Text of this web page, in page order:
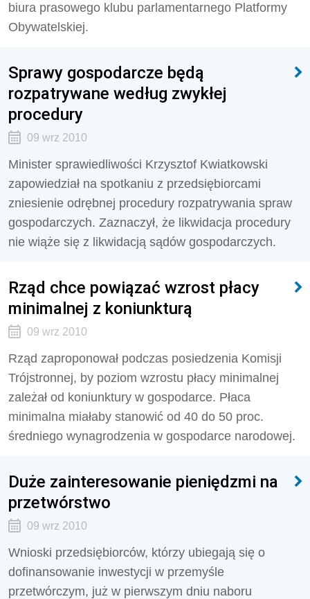
biura prasowego klubu parlamentarnego Platformy
Obywatelskiej.
Sprawy gospodarcze będą
rozpatrywane według zwykłej
procedury
09 wrz 2010
Minister sprawiedliwości Krzysztof Kwiatkowski
zapowiedział na spotkaniu z przedsiębiorcami
zniesienie odrębnej procedury rozpatrywania spraw
gospodarczych. Zaznaczył, że likwidacja procedury
nie wiąże się z likwidacją sądów gospodarczych.
Rząd chce powiązać wzrost płacy
minimalnej z koniunkturą
09 wrz 2010
Rząd zaproponował podczas posiedzenia Komisji
Trójstronnej, by poziom wzrostu płacy minimalnej
zależał od koniunktury w gospodarce. Płaca
minimalna miałaby stanowić od 40 do 50 proc.
średniego wynagrodzenia w gospodarce narodowej.
Duże zainteresowanie pieniędzmi na
przetwórstwo
09 wrz 2010
Wnioski przedsiębiorców, którzy ubiegają się o
dofinansowanie inwestycji w przemyśle
przetwórczym, już w pierwszym dniu naboru